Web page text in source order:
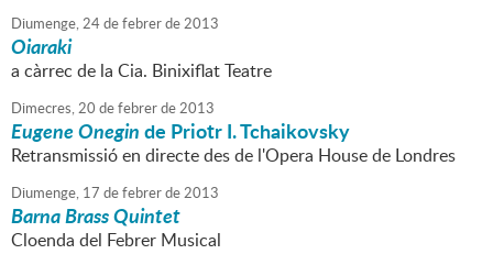
Diumenge,24defebrerde2013
Oiaraki
a càrrec de la Cia. Binixiflat Teatre
Dimecres,20 defebrerde2013
Eugene Oneginde Priotr I. Tchaikovsky
Retransmissió en directe des de l'Opera House de Londres
Diumenge, 17 defebrerde2013
Barna Brass Quintet
Cloenda del Febrer Musical